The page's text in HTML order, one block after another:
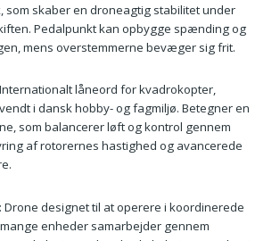
som skaber en droneagtig stabilitet under
Pedalpunkt kan opbygge spænding og
mens overstemmerne bevæger sig frit.
låneord for kvadrokopter,
i dansk hobby- og fagmiljø. Betegner en
som balancerer løft og kontrol gennem
af rotorernes hastighed og avancerede
Drone designet til at operere i koordinerede
enheder samarbejder gennem